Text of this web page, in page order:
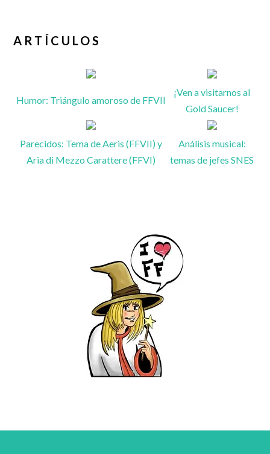
ARTÍCULOS
Humor: Triángulo amoroso de FFVII
¡Ven a visitarnos al
Gold Saucer!
Parecidos: Tema de Aeris (FFVII) y
Aria di Mezzo Carattere (FFVI)
Análisis musical:
temas de jefes SNES